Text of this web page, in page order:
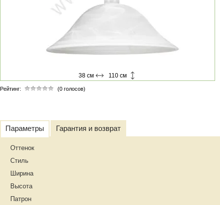
38 см 110 см
Рейтинг: (0 голосов)
Параметры Гарантия и возврат
Оттенок
Стиль
Ширина
Высота
Патрон